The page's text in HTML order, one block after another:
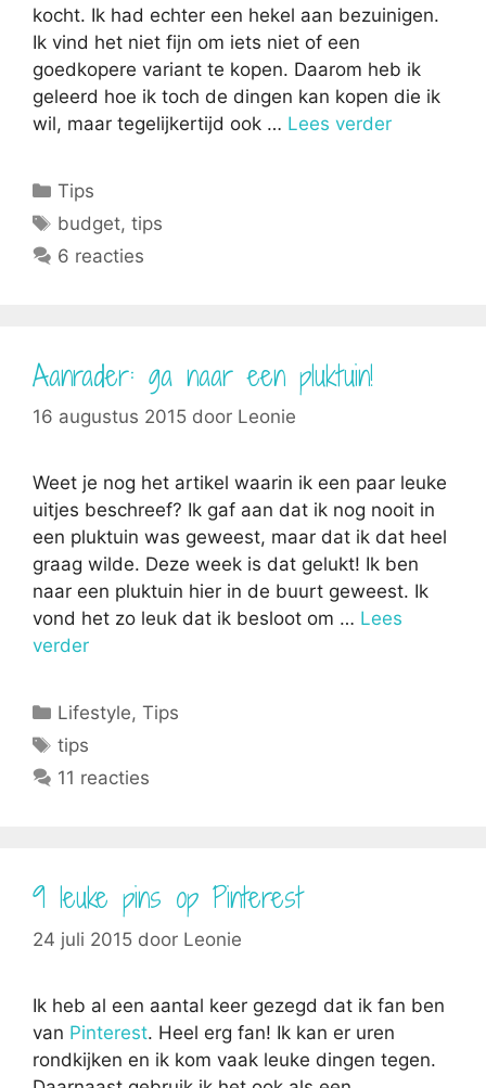
kocht. Ik had echter een hekel aan bezuinigen.
Ik vind het niet fijn om iets niet of een
goedkopere variant te kopen. Daarom heb ik
geleerd hoe ik toch de dingen kan kopen die ik
wil, maar tegelijkertijd ook … Lees verder
Categorieën
Tips
Tags
budget,tips
6 reacties
Aanrader: ga naar een pluktuin!
16 augustus 2015 door Leonie
Weet je nog het artikel waarin ik een paar leuke
uitjes beschreef? Ik gaf aan dat ik nog nooit in
een pluktuin was geweest, maar dat ik dat heel
graag wilde. Deze week is dat gelukt! Ik ben
naar een pluktuin hier in de buurt geweest. Ik
vond het zo leuk dat ik besloot om … Lees
verder
Categorieën
Lifestyle,Tips
Tags
tips
11 reacties
9 leuke pins op Pinterest
24 juli 2015 door Leonie
Ik heb al een aantal keer gezegd dat ik fan ben
van Pinterest. Heel erg fan! Ik kan er uren
rondkijken en ik kom vaak leuke dingen tegen.